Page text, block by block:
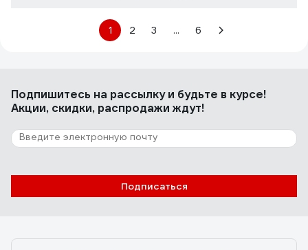
1 2 3 ... 6
Подпишитесь на рассылкуи будьте в курсе!
Акции, скидки, распродажи ждут!
Подписаться